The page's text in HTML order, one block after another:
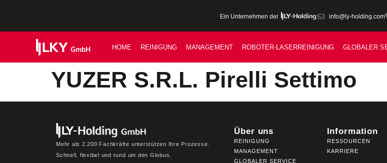
Ein Unternehmen der info@ly-holding.com
HOME REINIGUNG MANAGEMENT ROBOTER-LASERREINIGUNG GLOBALER
YUZER S.R.L. Pirelli Settimo
Mehr als 2.200 Fachkräfte unterstützen Ihre Prozesse.
Schnell, flexibel und rund um den Globus.
Über uns
REINIGUNG
MANAGEMENT
GLOBALER SERVICE
Information
RESSOURCEN
KARRIERE